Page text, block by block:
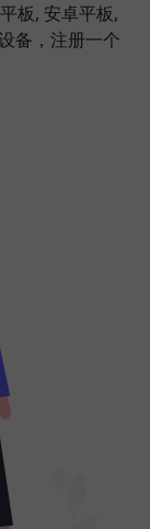
板, 安卓平板,
备，注册一个